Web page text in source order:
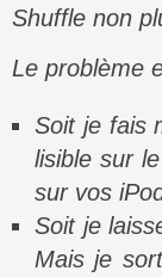
Shuffle non
Le problème
Soit je fais
lisible sur
sur vos
Soit je
Mais je